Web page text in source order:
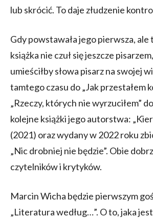
lub skrócić. To daje złudzenie
Gdy powstawała jego pierwsza, ale
książka nie czuł się jeszcze
umieściłby słowa pisarz na swojej
tamtego czasu do „Jak przestałem
„Rzeczy, których nie wyrzuciłem”
kolejne książki jego autorstwa:
(2021) oraz wydany w 2022 roku
„Nic drobniej nie będzie”. Obie
czytelników i krytyków.
Marcin Wicha będzie pierwszym
„Literatura według…”. O to, jaka